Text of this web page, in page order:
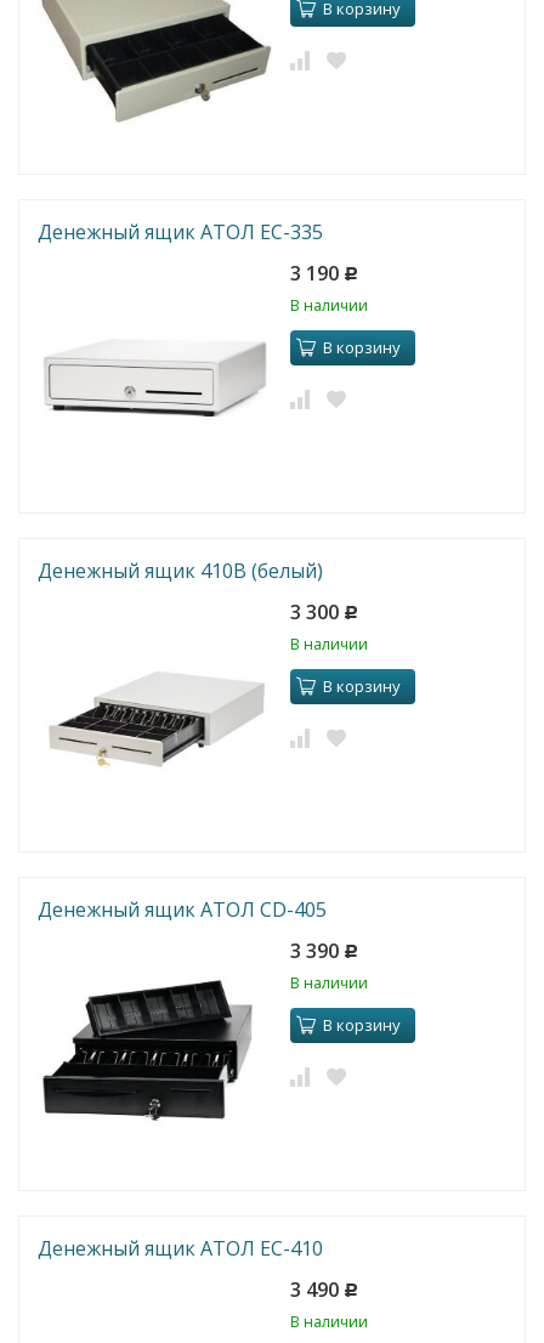
В корзину
Денежный ящик АТОЛ ЕС-335
3 190 Р
В наличии
В корзину
Денежный ящик 410B (белый)
3 300 Р
В наличии
В корзину
Денежный ящик АТОЛ CD-405
3 390 Р
В наличии
В корзину
Денежный ящик АТОЛ ЕС-410
3 490 Р
В наличии